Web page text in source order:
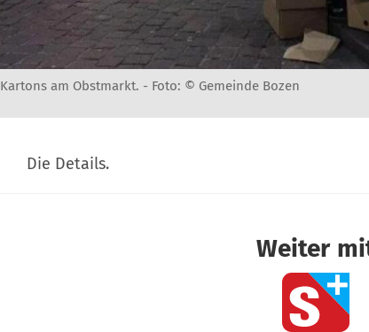
Kartons am Obstmarkt. - Foto: © Gemeinde Bozen
Die Details.